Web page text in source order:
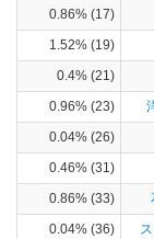
0.86% (17)
1.52% (19)
0.4% (21)
0.96% (23)
0.04% (26)
0.46% (31)
0.86% (33)
0.04% (36)